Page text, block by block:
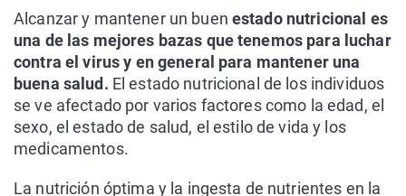
Alcanzar y mantener un buen estado nutricional es
una de las mejores bazas que tenemos para luchar
contra el virus y en general para mantener una
buena salud. El estado nutricional de los individuos
se ve afectado por varios factores como la edad, el
sexo, el estado de salud, el estilo de vida y los
medicamentos.
La nutrición óptima y la ingesta de nutrientes en la